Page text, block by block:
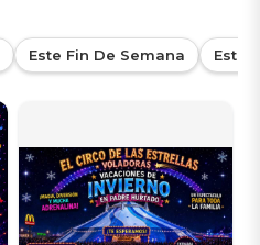
Este Fin De Semana Esta